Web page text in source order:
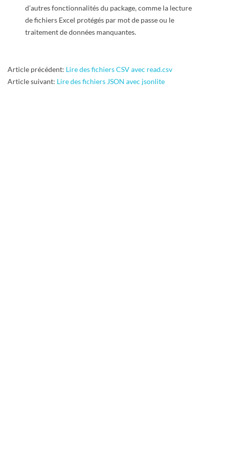
d’autres fonctionnalités du package, comme la lecture
de fichiers Excel protégés par mot de passe ou le
traitement de données manquantes.
2024-
11-
Article précédent: Lire des fichiers CSV avec read.csv
Article suivant: Lire des fichiers JSON avec jsonlite